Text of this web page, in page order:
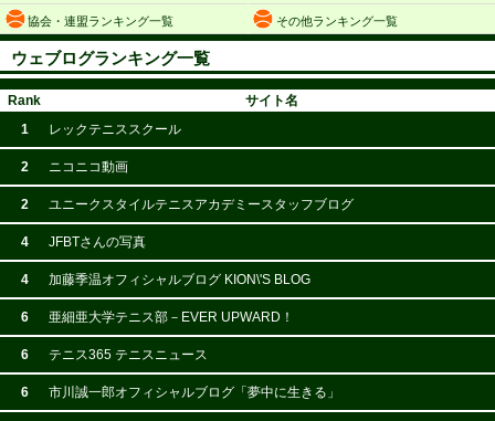
協会・連盟ランキング一覧 その他ランキング一覧
ウェブログランキング一覧
Rank
サイト名
1
レックテニススクール
2 ニコニコ動画
2 ユニークスタイルテニスアカデミースタッフブログ
4 JFBTさんの写真
4 加藤季温オフィシャルブログ KION\'S BLOG
6 亜細亜大学テニス部－EVER UPWARD！
6 テニス365 テニスニュース
6 市川誠一郎オフィシャルブログ「夢中に生きる」